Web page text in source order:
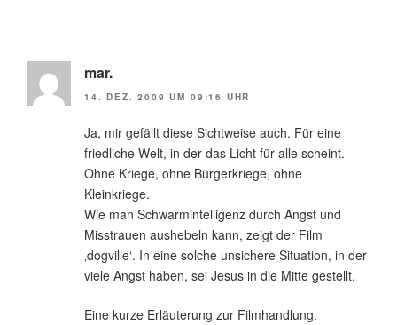
mar.
14. DEZ. 2009 UM 09:16 UHR
Ja, mir gefällt diese Sichtweise auch. Für eine
friedliche Welt, in der das Licht für alle scheint.
Ohne Kriege, ohne Bürgerkriege, ohne
Kleinkriege.
Wie man Schwarmintelligenz durch Angst und
Misstrauen aushebeln kann, zeigt der Film
‚dogville‘. In eine solche unsichere Situation, in der
viele Angst haben, sei Jesus in die Mitte gestellt.
Eine kurze Erläuterung zur Filmhandlung.